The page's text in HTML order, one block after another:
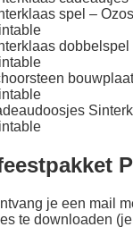
spel –
je een mail
te downloaden